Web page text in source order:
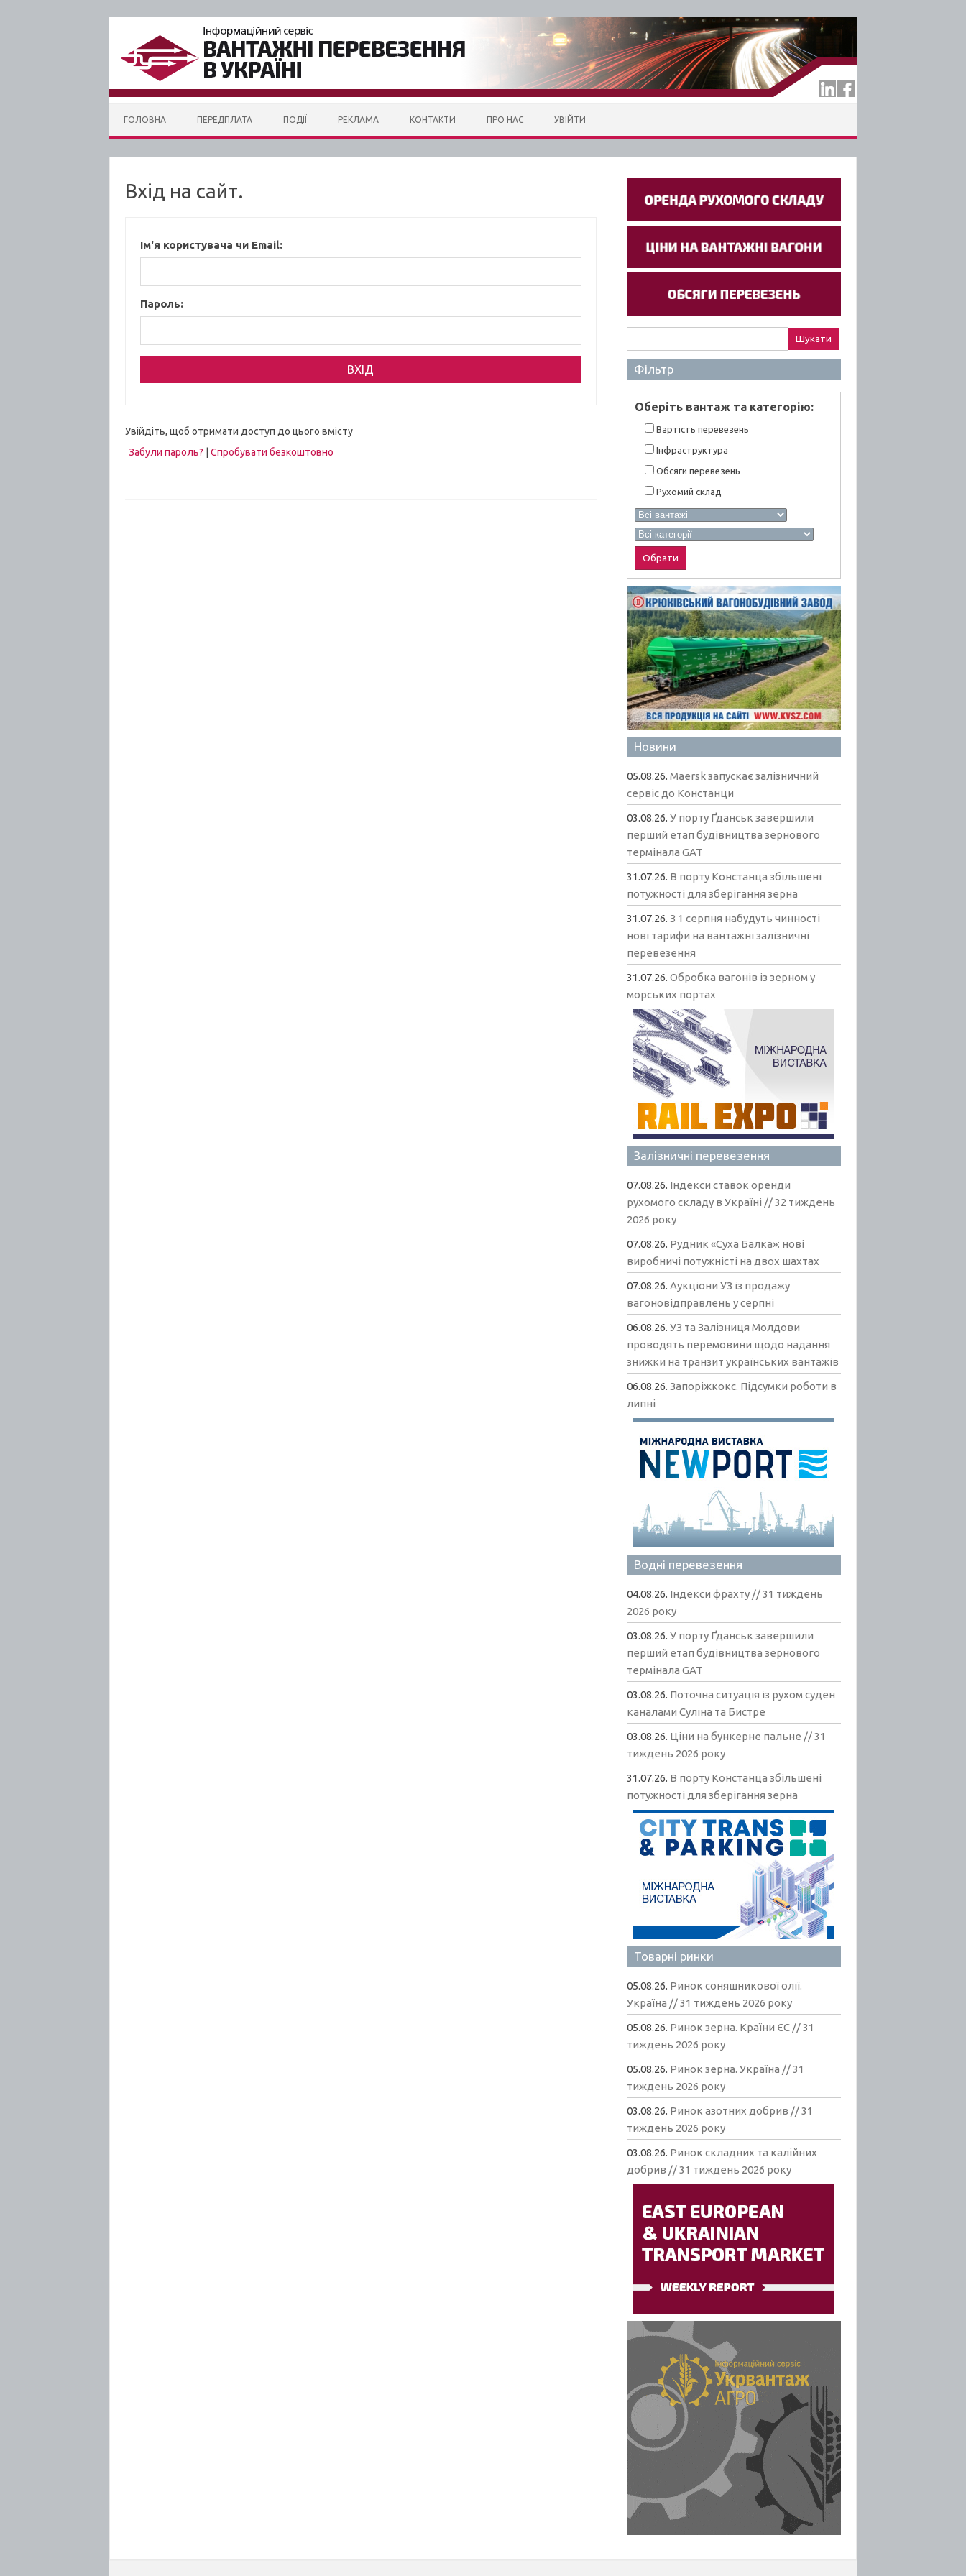
ГОЛОВНА ПЕРЕДПЛАТА ПОДІЇ РЕКЛАМА КОНТАКТИ ПРО НАС УВІЙТИ
Вхід на сайт.
Ім'я користувача чи Email:
Пароль:
Увійдіть, щоб отримати доступ до цього вмісту
Забули пароль?
Спробувати безкоштовно
Фільтр
Оберiть вантаж та категорiю:
Вартiсть перевезень
Інфраструктура
Обсяги перевезень
Рухомий склад
Новини
05.08.26.Maersk запускає залізничний
сервіс до Констанци
03.08.26.У порту Ґданськ завершили
перший етап будівництва зернового
термінала GAT
31.07.26. В порту Констанца збільшені
потужності для зберігання зерна
31.07.26.З 1 серпня набудуть чинності
нові тарифи на вантажні залізничні
перевезення
31.07.26.Обробка вагонів із зерном у
морських портах
Залізничні перевезення
07.08.26. Індекси ставок оренди
рухомого складу в Україні // 32 тиждень
2026 року
07.08.26. Рудник «Суха Балка»: нові
виробничі потужністі на двох шахтах
07.08.26.Аукціони УЗ із продажу
вагоновідправлень у серпні
06.08.26.УЗ та Залізниця Молдови
проводять перемовини щодо надання
знижки на транзит українських вантажів
06.08.26.Запоріжкокс. Підсумки роботи в
липні
Водні перевезення
04.08.26. Індекси фрахту // 31 тиждень
2026 року
03.08.26.У порту Ґданськ завершили
перший етап будівництва зернового
термінала GAT
03.08.26. Поточна ситуація із рухом суден
каналами Суліна та Бистре
03.08.26. Ціни на бункерне пальне // 31
тиждень 2026 року
31.07.26. В порту Констанца збільшені
потужності для зберігання зерна
Товарні ринки
05.08.26. Ринок соняшникової олії.
Україна // 31 тиждень 2026 року
05.08.26. Ринок зерна. Країни ЄС // 31
тиждень 2026 року
05.08.26. Ринок зерна. Україна // 31
тиждень 2026 року
03.08.26. Ринок азотних добрив // 31
тиждень 2026 року
03.08.26. Ринок складних та калійних
добрив // 31 тиждень 2026 року